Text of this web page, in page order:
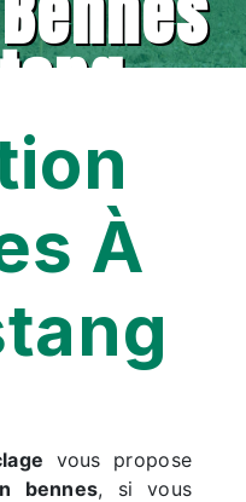
À
vous propose
bennes, si vous